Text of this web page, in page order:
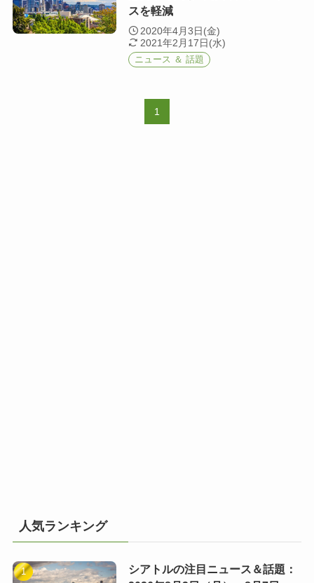
スを軽減
2020年4月3日(金)
2021年2月17日(水)
ニュース ＆ 話題
1
人気ランキング
シアトルの注目ニュース＆話題：